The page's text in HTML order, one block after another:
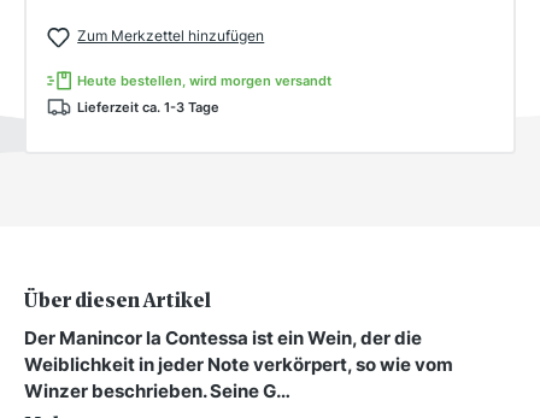
Zum Merkzettel hinzufügen
Heute bestellen, wird morgen versandt
Lieferzeit ca. 1-3 Tage
Über diesen Artikel
Der Manincor la Contessa ist ein Wein, der die
Weiblichkeit in jeder Note verkörpert, so wie vom
Winzer beschrieben. Seine G…